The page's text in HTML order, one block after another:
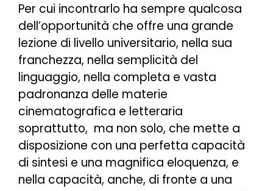
Per cui incontrarlo ha sempre qualcosa
dell’opportunità che offre una grande
lezione di livello universitario, nella sua
franchezza, nella semplicità del
linguaggio, nella completa e vasta
padronanza delle materie
cinematografica e letteraria
soprattutto, ma non solo, che mette a
disposizione con una perfetta capacità
di sintesi e una magnifica eloquenza, e
nella capacità, anche, di fronte a una